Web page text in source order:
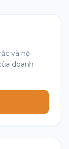
và hệ
doanh